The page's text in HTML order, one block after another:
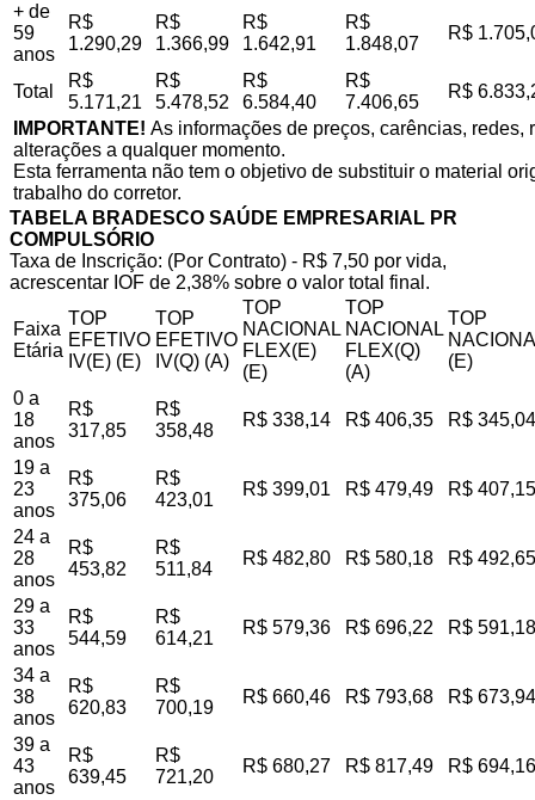
+ de
59
anos
R$
1.290,29
R$
1.366,99
R$
1.642,91
R$
1.848,07
R$
Total
R$
5.171,21
R$
5.478,52
R$
6.584,40
R$
7.406,65
R$
IMPORTANTE! As informações de preços, carências,
alterações a qualquer momento.
Esta ferramenta não tem o objetivo de substituir o material
trabalho do corretor.
TABELA BRADESCO SAÚDE EMPRESARIAL PR
COMPULSÓRIO
Taxa de Inscrição: (Por Contrato) - R$ 7,50 por vida,
acrescentar IOF de 2,38% sobre o valor total final.
Faixa
Etária
TOP
EFETIVO
IV(E) (E)
TOP
EFETIVO
IV(Q) (A)
TOP
NACIONAL
FLEX(E)
(E)
TOP
NACIONAL
FLEX(Q)
(A)
TOP
(E)
0 a
18
anos
R$
317,85
R$
358,48
R$ 338,14 R$ 406,35 R$ 345,04
19 a
23
anos
R$
375,06
R$
423,01
R$ 399,01 R$ 479,49 R$ 407,15
24 a
28
anos
R$
453,82
R$
511,84
R$ 482,80 R$ 580,18 R$ 492,65
29 a
33
anos
R$
544,59
R$
614,21
R$ 579,36 R$ 696,22 R$ 591,18
34 a
38
anos
R$
620,83
R$
700,19
R$ 660,46 R$ 793,68 R$ 673,94
39 a
43
anos
R$
639,45
R$
721,20
R$ 680,27 R$ 817,49 R$ 694,16